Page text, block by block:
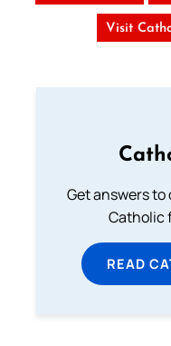
Visit
Get answers
Catholic
READ